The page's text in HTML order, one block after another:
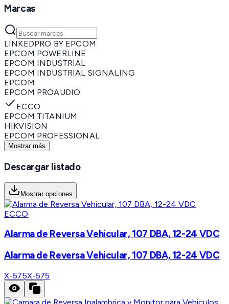
Marcas
LINKEDPRO BY EPCOM
EPCOM POWERLINE
EPCOM INDUSTRIAL
EPCOM INDUSTRIAL SIGNALING
EPCOM
EPCOM PROAUDIO
ECCO
EPCOM TITANIUM
HIKVISION
EPCOM PROFESSIONAL
Mostrar más
Descargar listado
Mostrar opciones
ECCO
Alarma de Reversa Vehicular, 107 DBA, 12-24 VDC
Alarma de Reversa Vehicular, 107 DBA, 12-24 VDC
X-575X-575